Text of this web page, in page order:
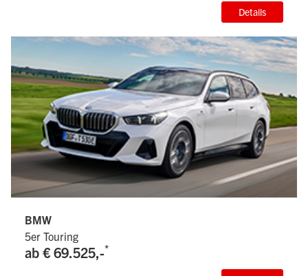
Details
BMW
5er Touring
ab € 69.525,-*